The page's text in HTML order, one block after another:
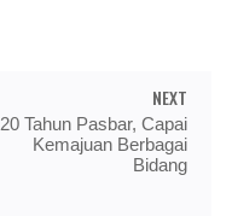
NEXT
20 Tahun Pasbar, Capai
Kemajuan Berbagai
Bidang